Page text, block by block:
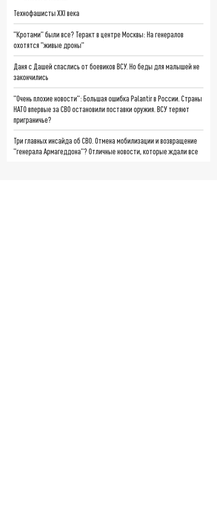
Технофашисты XXI века
"Кротами" были все? Теракт в центре Москвы: На генералов
охотятся "живые дроны"
Даня с Дашей спаслись от боевиков ВСУ. Но беды для малышей не
закончились
"Очень плохие новости": Большая ошибка Palantir в России. Страны
НАТО впервые за СВО остановили поставки оружия. ВСУ теряют
приграничье?
Три главных инсайда об СВО. Отмена мобилизации и возвращение
"генерала Армагеддона"? Отличные новости, которые ждали все